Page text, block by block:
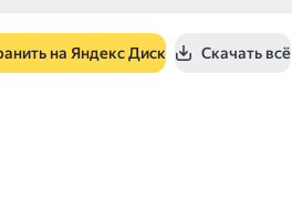
на Яндекс Диск Скачать всё